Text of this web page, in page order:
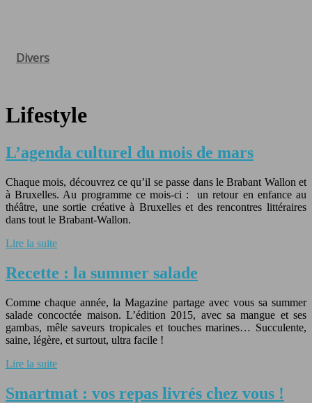
Divers
Lifestyle
L’agenda culturel du mois de mars
Chaque mois, découvrez ce qu’il se passe dans le Brabant Wallon et
à Bruxelles. Au programme ce mois-ci : un retour en enfance au
théâtre, une sortie créative à Bruxelles et des rencontres littéraires
dans tout le Brabant-Wallon.
Lire la suite
Recette : la summer salade
Comme chaque année, la Magazine partage avec vous sa summer
salade concoctée maison. L’édition 2015, avec sa mangue et ses
gambas, mêle saveurs tropicales et touches marines… Succulente,
saine, légère, et surtout, ultra facile !
Lire la suite
Smartmat : vos repas livrés chez vous !